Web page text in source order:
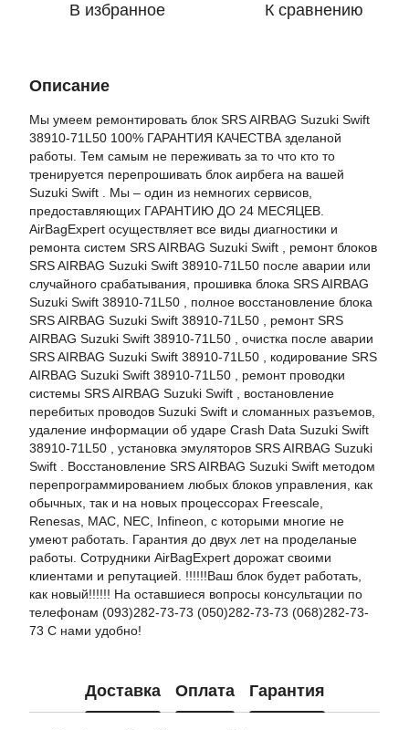
В избранное К сравнению
Описание
Мы умеем ремонтировать блок SRS AIRBAG Suzuki Swift
38910-71L50 100% ГАРАНТИЯ КАЧЕСТВА зделаной
работы. Тем самым не переживать за то что кто то
тренируется перепрошивать блок аирбега на вашей
Suzuki Swift . Мы – один из немногих сервисов,
предоставляющих ГАРАНТИЮ ДО 24 МЕСЯЦЕВ.
AirBagExpert осуществляет все виды диагностики и
ремонта систем SRS AIRBAG Suzuki Swift , ремонт блоков
SRS AIRBAG Suzuki Swift 38910-71L50 после аварии или
случайного срабатывания, прошивка блока SRS AIRBAG
Suzuki Swift 38910-71L50 , полное восстановление блока
SRS AIRBAG Suzuki Swift 38910-71L50 , ремонт SRS
AIRBAG Suzuki Swift 38910-71L50 , очистка после аварии
SRS AIRBAG Suzuki Swift 38910-71L50 , кодирование SRS
AIRBAG Suzuki Swift 38910-71L50 , ремонт проводки
системы SRS AIRBAG Suzuki Swift , востановление
перебитых проводов Suzuki Swift и сломанных разъемов,
удаление информации об ударе Crash Data Suzuki Swift
38910-71L50 , установка эмуляторов SRS AIRBAG Suzuki
Swift . Восстановление SRS AIRBAG Suzuki Swift методом
перепрограммированием любых блоков управления, как
обычных, так и на новых процессорах Freescale,
Renesas, MAC, NEC, Infineon, с которыми многие не
умеют работать. Гарантия до двух лет на проделаные
работы. Сотрудники AirBagExpert дорожат своими
клиентами и репутацией. !!!!!!Ваш блок будет работать,
как новый!!!!!! На оставшиеся вопросы консультации по
телефонам (093)282-73-73 (050)282-73-73 (068)282-73-
73 С нами удобно!
Доставка Оплата Гарантия